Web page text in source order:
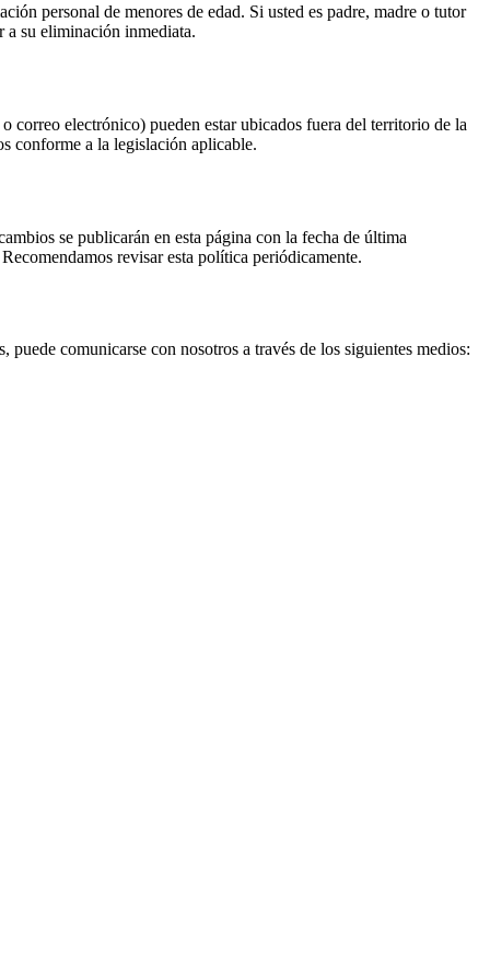
personal de menores de edad. Si usted es padre, madre o tutor
a su eliminación inmediata.
correo electrónico) pueden estar ubicados fuera del territorio de la
conforme a la legislación aplicable.
se publicarán en esta página con la fecha de última
revisar esta política periódicamente.
puede comunicarse con nosotros a través de los siguientes medios: